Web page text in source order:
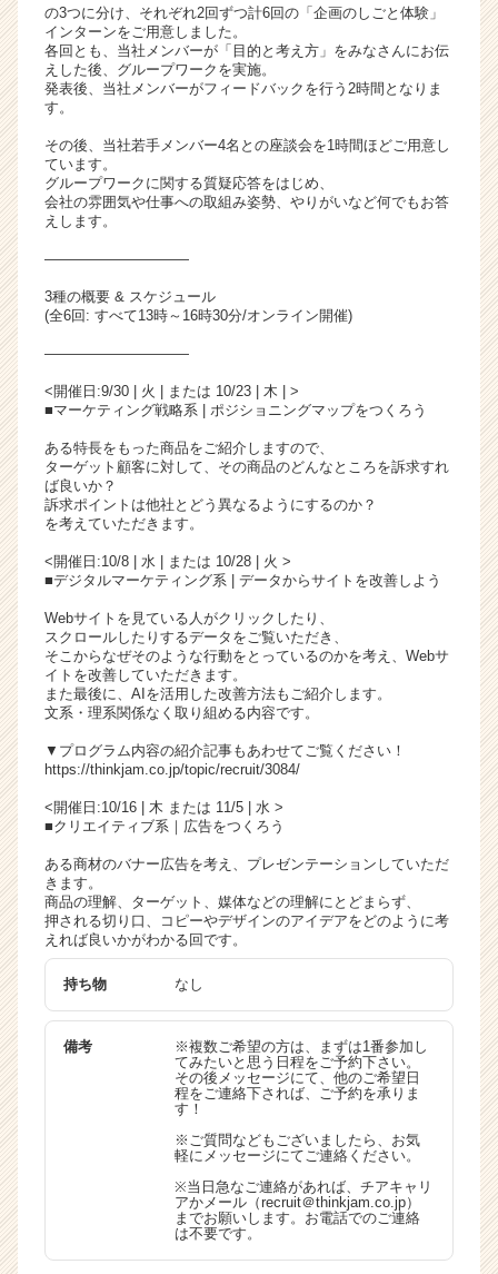
r
C
a
r
r）
の3つに分け、それぞれ2回ずつ計6回の「企画のしごと体験」
インターンをご用意しました。
各回とも、当社メンバーが「目的と考え方」をみなさんにお伝
えした後、グループワークを実施。
発表後、当社メンバーがフィードバックを行う2時間となりま
す。
その後、当社若手メンバー4名との座談会を1時間ほどご用意し
ています。
グループワークに関する質疑応答をはじめ、
会社の雰囲気や仕事への取組み姿勢、やりがいなど何でもお答
えします。
――――――――――
3種の概要 & スケジュール
(全6回: すべて13時～16時30分/オンライン開催)
――――――――――
<開催日:9/30 | 火 | または 10/23 | 木 | >
■マーケティング戦略系 | ポジショニングマップをつくろう
ある特長をもった商品をご紹介しますので、
ターゲット顧客に対して、その商品のどんなところを訴求すれ
ば良いか？
訴求ポイントは他社とどう異なるようにするのか？
を考えていただきます。
<開催日:10/8 | 水 | または 10/28 | 火 >
■デジタルマーケティング系 | データからサイトを改善しよう
Webサイトを見ている人がクリックしたり、
スクロールしたりするデータをご覧いただき、
そこからなぜそのような行動をとっているのかを考え、Webサ
イトを改善していただきます。
また最後に、AIを活用した改善方法もご紹介します。
文系・理系関係なく取り組める内容です。
▼プログラム内容の紹介記事もあわせてご覧ください！
https://thinkjam.co.jp/topic/recruit/3084/
<開催日:10/16 | 木 または 11/5 | 水 >
■クリエイティブ系｜広告をつくろう
ある商材のバナー広告を考え、プレゼンテーションしていただ
きます。
商品の理解、ターゲット、媒体などの理解にとどまらず、
押される切り口、コピーやデザインのアイデアをどのように考
えれば良いかがわかる回です。
持ち物 なし
備考
※複数ご希望の方は、まずは1番参加し
てみたいと思う日程をご予約下さい。
その後メッセージにて、他のご希望日
程をご連絡下されば、ご予約を承りま
す！
※ご質問などもございましたら、お気
軽にメッセージにてご連絡ください。
※当日急なご連絡があれば、チアキャリ
アかメール（recruit＠thinkjam.co.jp）
までお願いします。お電話でのご連絡
は不要です。